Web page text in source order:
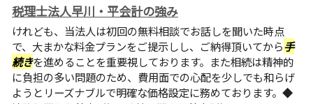
税理士法人早川・平会計の強み
けれども、当法人は初回の無料相談でお話しを聞いた時点
で、大まかな料金プランをご提示しし、ご納得頂いてから手
続きを進めることを重要視しております。また相続は精神的
に負担の多い問題のため、費用面での心配を少しでも和らげ
ようとリーズナブルで明確な価格設定に務めております。◆